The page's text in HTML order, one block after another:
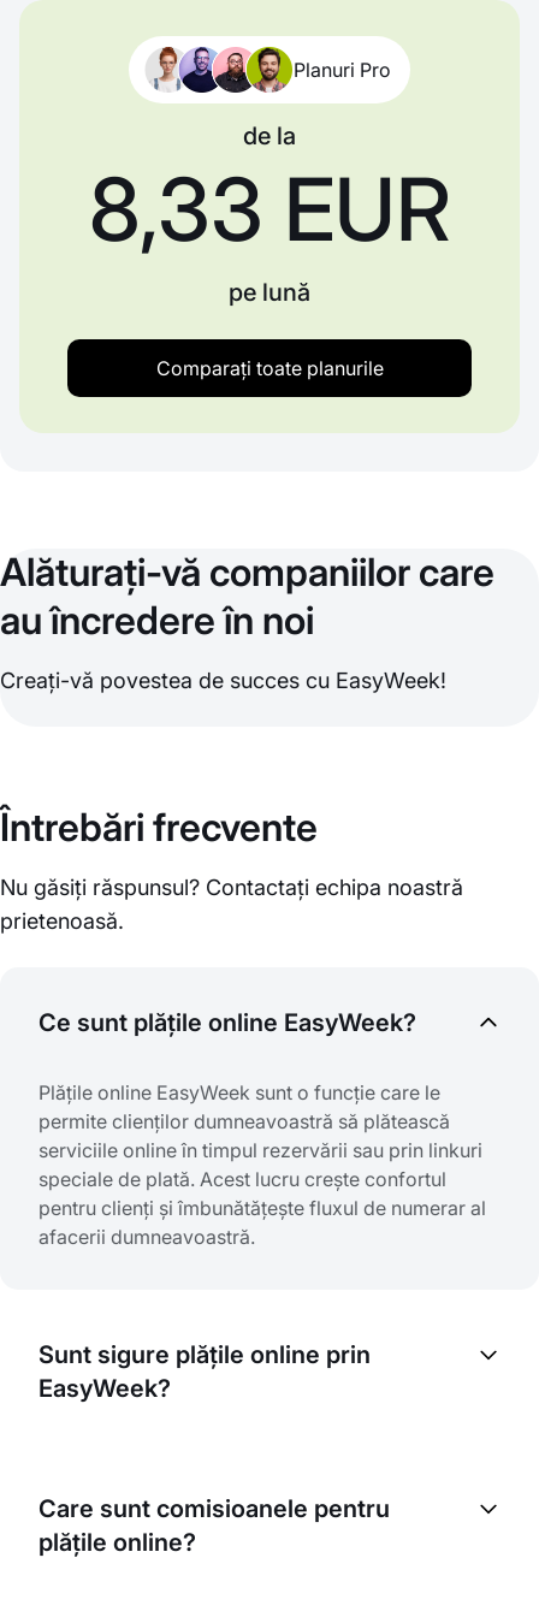
Planuri Pro
de la
8,33 EUR
pe lună
Comparați toate planurile
Alăturați-vă companiilor care
au încredere în noi
Creați-vă povestea de succes cu EasyWeek!
Întrebări frecvente
Nu găsiți răspunsul? Contactați echipa noastră
prietenoasă.
Ce sunt plățile online EasyWeek?
Plățile online EasyWeek sunt o funcție care le
permite clienților dumneavoastră să plătească
serviciile online în timpul rezervării sau prin linkuri
speciale de plată. Acest lucru crește confortul
pentru clienți și îmbunătățește fluxul de numerar al
afacerii dumneavoastră.
Sunt sigure plățile online prin
EasyWeek?
lucrăm cu furnizori de plăți de încredere, care
respectă standardele internaționale de securitate.
Care sunt comisioanele pentru
plățile online?